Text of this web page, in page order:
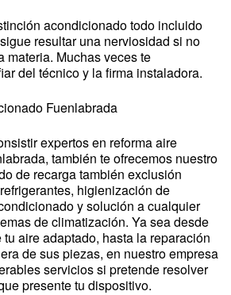
acondicionado todo incluido
resultar una nerviosidad si no
materia. Muchas veces te
del técnico y la firma instaladora.
Fuenlabrada
expertos en reforma aire
también te ofrecemos nuestro
de recarga también exclusión
higienización de
y solución a cualquier
de climatización. Ya sea desde
aire adaptado, hasta la reparación
de sus piezas, en nuestro empresa
servicios si pretende resolver
presente tu dispositivo.